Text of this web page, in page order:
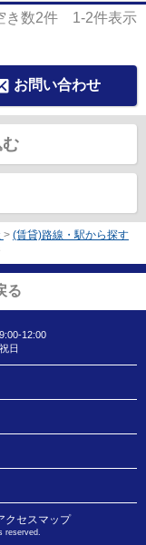
き数2件 1-2件表示
お問い合わせ
> (賃貸)路線・駅から探す
る
12:00
日
クセスマップ
reserved.